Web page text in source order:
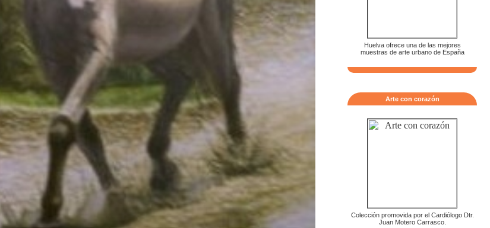
Huelva ofrece una de las mejores
muestras de arte urbano de España
Arte con corazón
Colección promovida por el Cardiólogo Dtr.
Juan Motero Carrasco.